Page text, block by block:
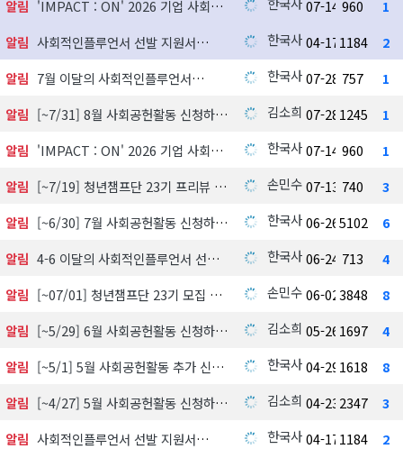
알림 'IMPACT : ON' 2026 기업 사회공헌 실천사례 발굴 지원사업 참여기업 모집 07-14 960
1
알림
사회적인플루언서 선발 지원서 한국사회공헌협회
04-17 1184
2
알림
7월 이달의 사회적인플루언서 한국사회공헌협회
07-28 757
1
알림
[~7/31] 8월 사회공헌활동 신청하기 김소희 07-28 1245
1
알림
'IMPACT : ON' 2026 기업 사회공헌 실천사례 발굴 지원사업 참여기업 모집 한국사회공헌협회
07-14 960
1
알림
[~7/19] 청년챔프단 23기 프리뷰 신청하기 손민수07-13 740
3
알림
[~6/30] 7월 사회공헌활동 신청하기 한국사회공헌협회
06-26 5102
6
알림
4-6 이달의 사회적인플루언서 선정 발표 한국사회공헌협회
06-24 713
4
알림
[~07/01] 청년챔프단 23기 모집 中 손민수06-02 3848
8
알림
[~5/29] 6월 사회공헌활동 신청하기 김소희 05-26 1697
4
알림
[~5/1] 5월 사회공헌활동 추가 신청하기 한국사회공헌협회
04-29 1618
8
알림
[~4/27] 5월 사회공헌활동 신청하기 김소희 04-23 2347
3
알림
사회적인플루언서 선발 지원서 한국사회공헌협회
04-17 1184
2